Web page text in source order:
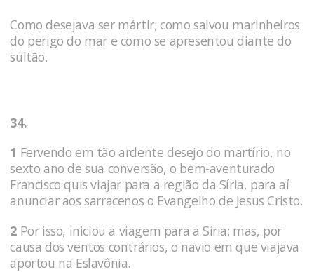
Como desejava ser mártir; como salvou mari­nheiros
do perigo do mar e como se apresentou diante do
sultão.
34.
1 Fervendo em tão ardente desejo do martírio, no
sexto ano de sua conversão, o bem-aventurado
Francisco quis vi­ajar para a região da Síria, para aí
anunciar aos sarracenos o Evangelho de Jesus Cristo.
2 Por isso, iniciou a viagem para a Síria; mas, por
causa dos ventos contrários, o navio em que viajava
apor­tou na Eslavônia.